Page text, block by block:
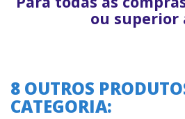
ou superior
8 OUTROS
CATEGORIA: